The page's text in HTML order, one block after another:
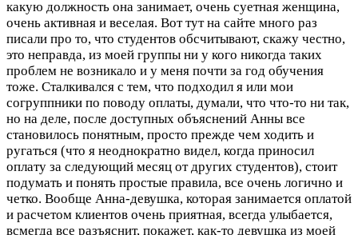
какую должность она занимает, очень суетная женщина,
очень активная и веселая. Вот тут на сайте много раз
писали про то, что студентов обсчитывают, скажу честно,
это неправда, из моей группы ни у кого никогда таких
проблем не возникало и у меня почти за год обучения
тоже. Сталкивался с тем, что подходил я или мои
согруппники по поводу оплаты, думали, что что-то ни так,
но на деле, после доступных объяснений Анны все
становилось понятным, просто прежде чем ходить и
ругаться (что я неоднократно видел, когда приносил
оплату за следующий месяц от других студентов), стоит
подумать и понять простые правила, все очень логично и
четко. Вообще Анна-девушка, которая занимается оплатой
и расчетом клиентов очень приятная, всегда улыбается,
всмегда все разъяснит, покажет, как-то девушка из моей